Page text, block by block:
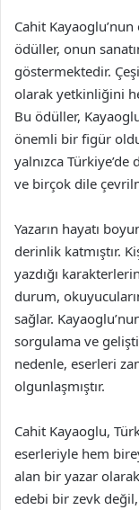
Cahit
ödüller, onun
göstermektedir.
olarak yetkinliğini
Bu ödüller,
önemli bir figür
yalnızca
ve birçok dile
Yazarın hayatı
derinlik katmıştır.
yazdığı
durum,
sağlar.
sorgulama ve
nedenle, eserleri
olgunlaşmıştır.
Cahit Kayaoglu,
eserleriyle hem
alan bir yazar
edebi bir zevk